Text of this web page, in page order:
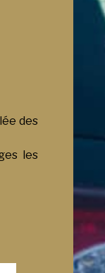
des
les